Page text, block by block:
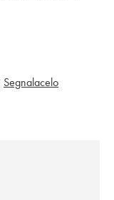
Segnalacelo